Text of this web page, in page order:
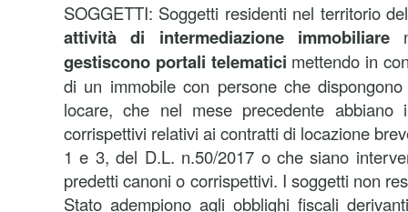
SOGGETTI: Soggetti residenti nel territorio
attività di intermediazione immobiliare
gestiscono portali telematici mettendo in
di un immobile con persone che
locare, che nel mese precedente
corrispettivi relativi ai contratti di locazione
1 e 3, del D.L. n.50/2017 o che siano
predetti canoni o corrispettivi. I soggetti non
Stato adempiono agli obblighi fiscali